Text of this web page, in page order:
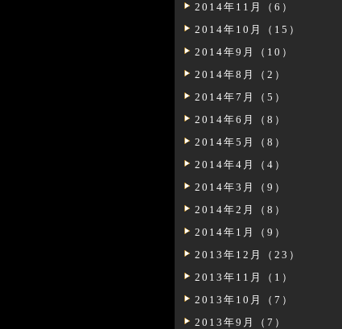
2014年11月（6）
2014年10月（15）
2014年9月（10）
2014年8月（2）
2014年7月（5）
2014年6月（8）
2014年5月（8）
2014年4月（4）
2014年3月（9）
2014年2月（8）
2014年1月（9）
2013年12月（23）
2013年11月（1）
2013年10月（7）
2013年9月（7）